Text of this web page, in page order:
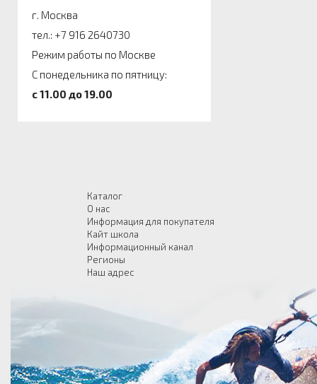
г. Москва
тел.: +7 916 2640730
Режим работы по Москве
С понедельника по пятницу:
c 11.00 до 19.00
Каталог
О нас
Информация для покупателя
Кайт школа
Информационный канал
Регионы
Наш адрес